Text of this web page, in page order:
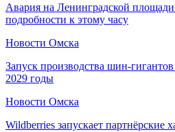
Авария на Ленинградской
подробности к этому часу
Новости Омска
Запуск производства шин-
2029 годы
Новости Омска
Wildberries запускает партнёрские